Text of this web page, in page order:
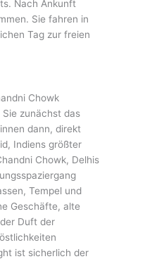
Nach Ankunft
Sie fahren in
Tag zur freien
Chowk
zunächst das
dann, direkt
Indiens größter
Chowk, Delhis
Tempel und
Geschäfte, alte
Duft der
ist sicherlich der